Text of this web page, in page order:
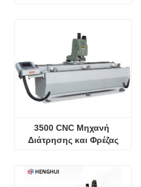
3500 CNC Μηχανή
Διάτρησης και Φρέζας